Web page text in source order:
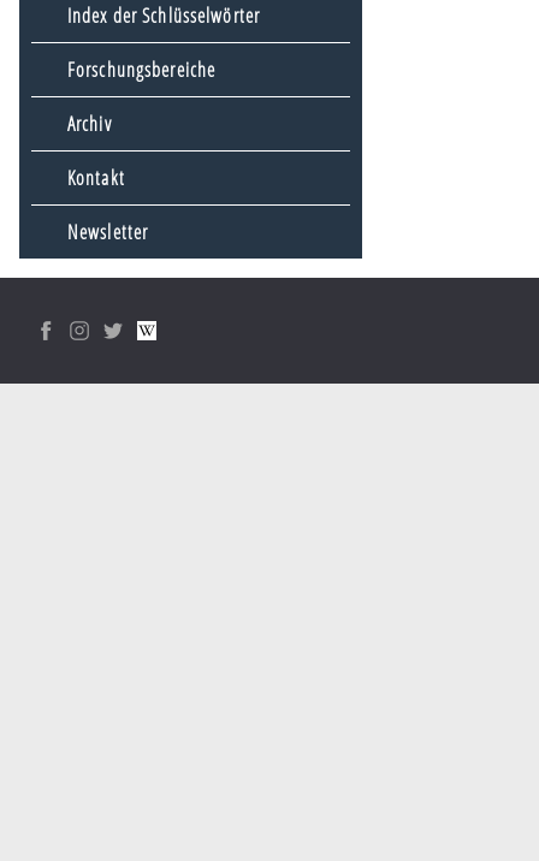
Index der Schlüsselwörter
Forschungsbereiche
Archiv
Kontakt
Newsletter